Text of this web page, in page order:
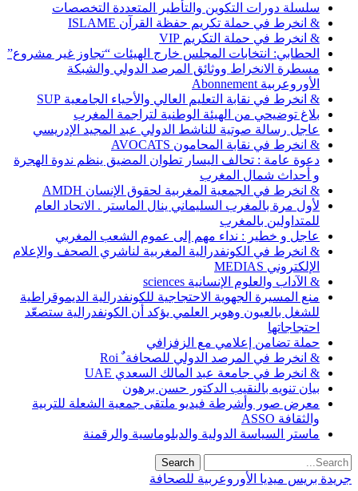
سلسلة دورات التكوين والتأطير المتعددة التخصصات
& انخرط في حملة تكريم حفظة القرآن ISLAME
& انخرط في حملة التكريم VIP
الحطابي: انتخابات المجلس خارج الهيئات “تجاوز غير مشروع”
مسطرة الانخراط ووثائق المرصد الدولي والشبكة
الأوروعربية Abonnement
& انخرط في نقابة التعليم العالي والأحياء الجامعية SUP
بلاغ توضيحي من الهيئة الوطنية لتراجمة المغرب
عاجل رسالة صوتية للناشط الدولي عبد المجيد الإدريسي
& انخرط في نقابة المحامون AVOCATS
دعوة عامة : تحالف اليسار تطوان المضيق ينظم ندوة الهجرة
و أحداث شمال المغرب
& انخرط في الجمعية المغربية لحقوق الإنسان AMDH
لأول مرة بالمغرب السليماني ينال الماستر . الاتحاد العام
للمتداولين بالمغرب
عاجل و خطير : نداء مهم إلى عموم الشعب المغربي
& انخرط في الكونفدرالية المغربية لناشري الصحف والإعلام
الإلكتروني MEDIAS
& الآداب والعلوم الإنسانية sciences
منع المسيرة الجهوية الاحتجاجية للكونفدرالية الديموقراطية
للشغل بالعيون وهوير العلمي يؤكد أن الكونفدرالية ستصعّد
احتجاجاتها
حملة تضامن إعلامي مع الزفزافي
& انخرط في المرصد الدولي للصحافة ٌ Roi
& انخرط في جامعة عبد المالك السعدي UAE
بيان تنويه بالنقيب الدكتور حسن برهون
معرض صور وأشرطة فيديو ملتقى جمعية الشعلة للتربية
والثقافة ASSO
ماستر السياسة الدولية والدبلوماسية والرقمنة
جريدة بريس ميديا الأوروعربية للصحافة